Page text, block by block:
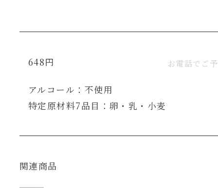
648円 お電話でご
アルコール：不使用
特定原材料7品目：卵・乳・小麦
関連商品